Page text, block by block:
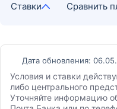
Ставки Сравнить
Дата обновления:
Условия и ставки
либо центрального
Уточняйте информацию